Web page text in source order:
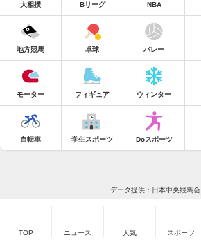
大相撲 Bリーグ NBA
地方競馬 卓球 バレー
モーター フィギュア ウィンター
自転車 学生スポーツ Doスポーツ
データ提供：日本中央競馬会
TOP ニュース 天気 スポーツ